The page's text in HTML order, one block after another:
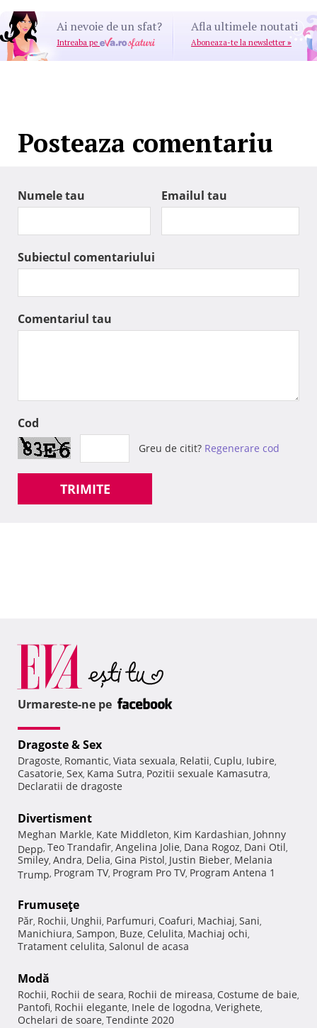
Ai nevoie de un sfat?
Intreaba pe
Afla ultimele noutati
Aboneaza-te la newsletter »
Posteaza comentariu
Numele tau Emailul tau
Subiectul comentariului
Comentariul tau
Cod
Greu de citit? Regenerare cod
TRIMITE
Urmareste-ne pe
Dragoste & Sex
Dragoste, Romantic, Viata sexuala, Relatii, Cuplu, Iubire,
Casatorie, Sex, Kama Sutra, Pozitii sexuale Kamasutra,
Declaratii de dragoste
Divertisment
Meghan Markle, Kate Middleton, Kim Kardashian, Johnny
Depp, Teo Trandafir, Angelina Jolie, Dana Rogoz, Dani Otil,
Smiley, Andra, Delia, Gina Pistol, Justin Bieber, Melania
Trump, Program TV, Program Pro TV, Program Antena 1
Frumuseţe
Păr, Rochii, Unghii, Parfumuri, Coafuri, Machiaj, Sani,
Manichiura, Sampon, Buze, Celulita, Machiaj ochi,
Tratament celulita, Salonul de acasa
Modă
Rochii, Rochii de seara, Rochii de mireasa, Costume de baie,
Pantofi, Rochii elegante, Inele de logodna, Verighete,
Ochelari de soare, Tendinte 2020